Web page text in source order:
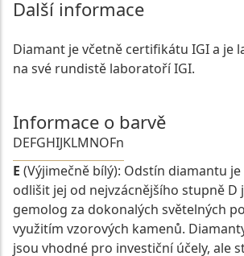
Další informace
Diamant je včetně certifikátu IGI a je
na své rundistě laboratoří IGI.
Informace o barvě
DEFGHIJKLMNOFn
E (Výjimečně bílý): Odstín diamantu
odlišit jej od nejvzácnějšího stupně D
gemolog za dokonalých světelných
využitím vzorových kamenů.
jsou vhodné pro investiční účely, ale